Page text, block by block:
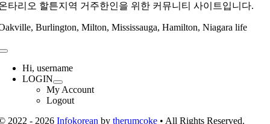
타리오 할튼지역 거주한인을 위한 커뮤니티 사이트입니다.
Burlington, Milton, Mississauga, Hamilton, Niagara life
Toggle
NavigationHi, username
LOGIN
My Account
Logout
2022 - 2026Infokorean bytherumcoke • All Rights Reserved.